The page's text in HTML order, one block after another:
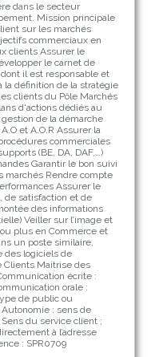
dans le secteur
Mission principale
sur les marchés
commerciaux en
clients Assurer le
le carnet de
il est responsable et
la définition de la stratégie
clients du Pôle Marchés
d'actions dédiés au
de la démarche
et A.O.R Assurer la
commerciales
(BE, DA, DAF,…)
Garantir le bon suivi
marchés Rendre compte
Assurer le
de satisfaction et de
des informations
Veiller sur l’image et
ou plus en Commerce et
un poste similaire,
des logiciels de
Clients Maitrise des
écrite :
orale :
de public ou
: sens de
Sens du service client ;
à l’adresse
: SPR0709